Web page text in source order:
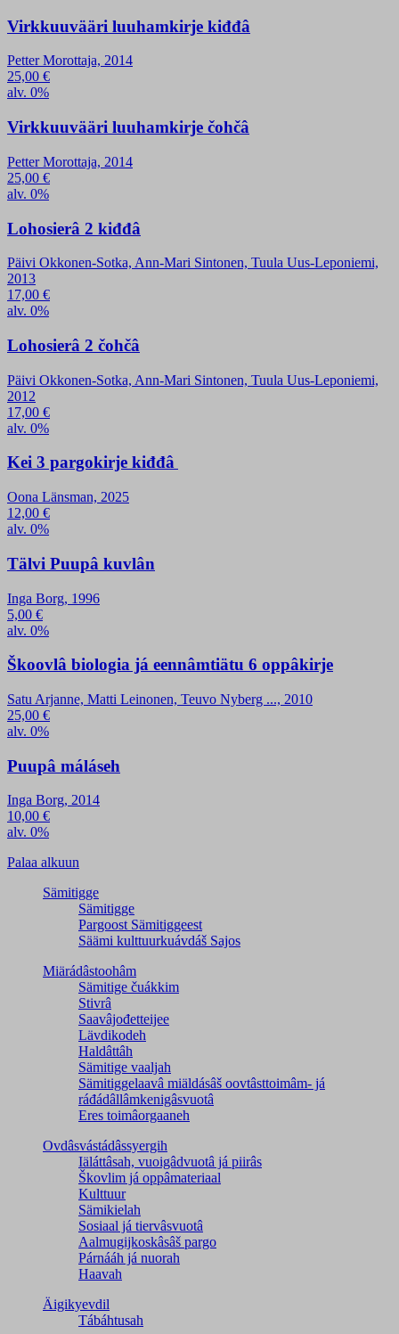
Virkkuuvääri luuhamkirje kiđđâ
Petter Morottaja, 2014
25,00 €
alv. 0%
Virkkuuvääri luuhamkirje čohčâ
Petter Morottaja, 2014
25,00 €
alv. 0%
Lohosierâ 2 kiđđâ
Päivi Okkonen-Sotka, Ann-Mari Sintonen, Tuula Uus-Leponiemi,
2013
17,00 €
alv. 0%
Lohosierâ 2 čohčâ
Päivi Okkonen-Sotka, Ann-Mari Sintonen, Tuula Uus-Leponiemi,
2012
17,00 €
alv. 0%
Kei 3 pargokirje kiđđâ
Oona Länsman, 2025
12,00 €
alv. 0%
Tälvi Puupâ kuvlân
Inga Borg, 1996
5,00 €
alv. 0%
Škoovlâ biologia já eennâmtiätu 6 oppâkirje
Satu Arjanne, Matti Leinonen, Teuvo Nyberg ..., 2010
25,00 €
alv. 0%
Puupâ máláseh
Inga Borg, 2014
10,00 €
alv. 0%
Palaa alkuun
Sämitigge
Sämitigge
Pargoost Sämitiggeest
Säämi kulttuurkuávdáš Sajos
Miärádâstoohâm
Sämitige čuákkim
Stivrâ
Saavâjođetteijee
Lävdikodeh
Haldâttâh
Sämitige vaaljah
Sämitiggelaavâ miäldásâš oovtâsttoimâm- já
ráđádâllâmkenigâsvuotâ
Eres toimâorgaaneh
Ovdâsvástádâssyergih
Iäláttâsah, vuoigâdvuotâ já piirâs
Škovlim já oppâmateriaal
Kulttuur
Sämikielah
Sosiaal já tiervâsvuotâ
Aalmugijkoskâsâš pargo
Párnááh já nuorah
Haavah
Äigikyevdil
Tábáhtusah